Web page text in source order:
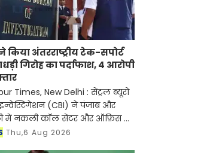
किया अंतरराष्ट्रीय टेक-सपोर्ट
गिरोह का पर्दाफाश, 4 आरोपी
Times, New Delhi : सेंट्रल ब्यूरो
(CBI) ने पंजाब और
में नकली कॉल सेंटर और ऑफ़िस के
चल रहे एक बड़े इंटरनेशनल टेक-
Thu,6 Aug 2026